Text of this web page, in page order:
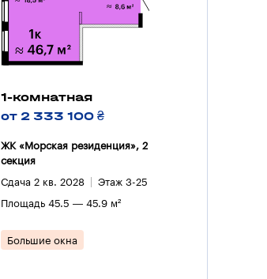
1-комнатная
от 2 333 100 ₴
ЖК «Морская резиденция», 2
секция
Сдача 2 кв. 2028 Этаж 3-25
Площадь 45.5 — 45.9 м²
Большие окна